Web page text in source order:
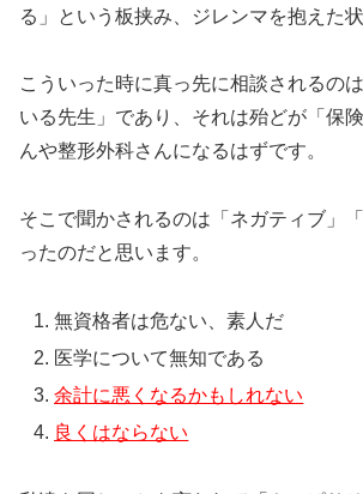
る」という板挟み、ジレンマを抱えた
こういった時に真っ先に相談されるの
いる先生」であり、それは殆どが「保
んや整形外科さんになるはずです。
そこで聞かされるのは「ネガティブ」
ったのだと思います。
無資格者は危ない、素人だ
医学について無知である
余計に悪くなるかもしれない
良くはならない